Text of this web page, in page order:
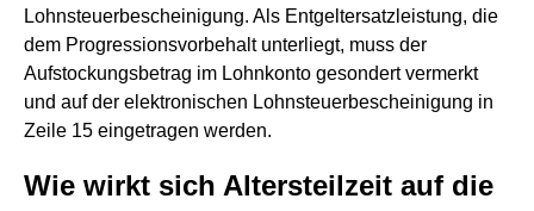
Lohnsteuerbescheinigung. Als Entgeltersatzleistung, die
dem Progressionsvorbehalt unterliegt, muss der
Aufstockungsbetrag im Lohnkonto gesondert vermerkt
und auf der elektronischen Lohnsteuerbescheinigung in
Zeile 15 eingetragen werden.
Wie wirkt sich Altersteilzeit auf die